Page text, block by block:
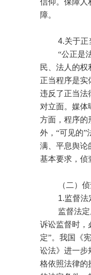
信仰。保障人
障。
4.关于正
“公正是法
民、法人的权
正当程序是实
违反了正当法
对立面。媒体
方面，程序的
外，“可见的”
满、平息舆论
基本要求，侦
（二）侦
1.监督法
监督法定原
诉讼监督时，
定”。我国《
讼法》进一步
格依照法律的